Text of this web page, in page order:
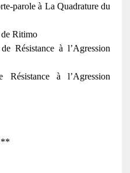
parole à La Quadrature du
Ritimo
Résistance à l’Agression
à l’Agression